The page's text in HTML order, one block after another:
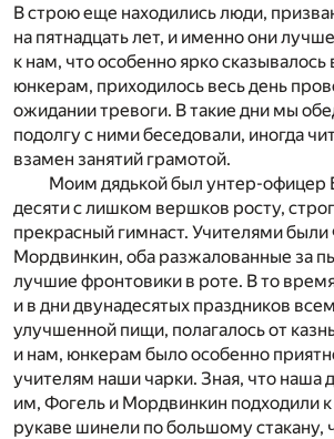
В строю еще находились люди,
на пятнадцать лет, и именно они
к нам, что особенно ярко сказывалось
юнкерам, приходилось весь день
ожидании тревоги. В такие дни мы
подолгу с ними беседовали, иногда
взамен занятий грамотой.
Моим дядькой был унтер-офицер
десяти с лишком вершков росту,
прекрасный гимнаст. Учителями были
Мордвинкин, оба разжалованные за
лучшие фронтовики в роте. В то
и в дни двунадесятых праздников
улучшенной пищи, полагалось от
и нам, юнкерам было особенно
учителям наши чарки. Зная, что наша
им, Фогель и Мордвинкин подходили
рукаве шинели по большому стакану,